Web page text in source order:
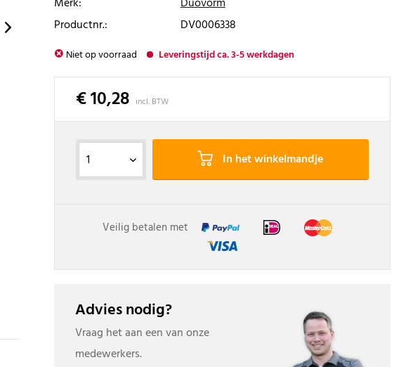
Productnr.:
DV0006338
Niet op voorraad Leveringstijd ca. 3-5 werkdagen
€ 10,28 incl. BTW
In het winkelmandje
Veilig betalen met
Advies nodig?
Vraag het aan een van onze
medewerkers.